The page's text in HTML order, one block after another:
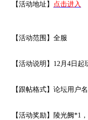
【活动地址】 点击进入
【活动范围】全服
【活动说明】12月4日起
【跟帖格式】论坛用户
【活动奖励】陵光阙*1，